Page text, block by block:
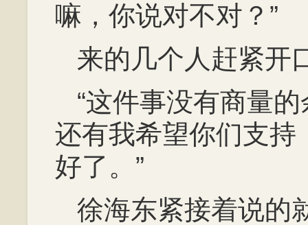
嘛，你说对不对？”
来的几个人赶紧开
“这件事没有商量
还有我希望你们支持
好了。”
徐海东紧接着说的